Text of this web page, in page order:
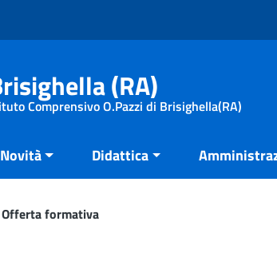
(RA)
Comprensivo O.Pazzi di Brisighella(RA)
Novità Didattica
Offerta formativa